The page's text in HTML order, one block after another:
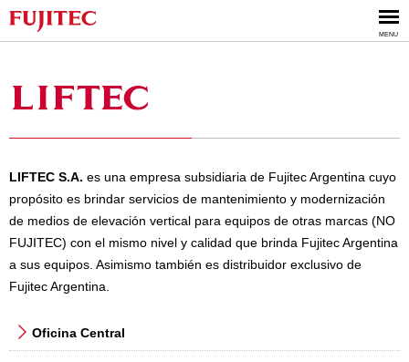
MENU
LIFTEC S.A. es una empresa subsidiaria de Fujitec Argentina cuyo
propósito es brindar servicios de mantenimiento y modernización
de medios de elevación vertical para equipos de otras marcas (NO
FUJITEC) con el mismo nivel y calidad que brinda Fujitec Argentina
a sus equipos. Asimismo también es distribuidor exclusivo de
Fujitec Argentina.
Oficina Central